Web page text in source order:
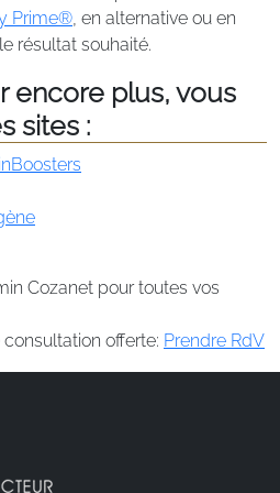
Prime®, en alternative ou en
résultat souhaité.
encore plus, vous
sites :
Cozanet pour toutes vos
offerte: Prendre RdV